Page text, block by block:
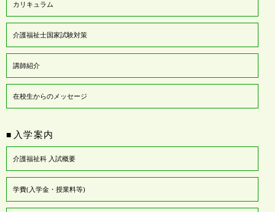
カリキュラム
介護福祉士国家試験対策
講師紹介
在校生からのメッセージ
■ 入学案内
介護福祉科 入試概要
学費(入学金・授業料等)